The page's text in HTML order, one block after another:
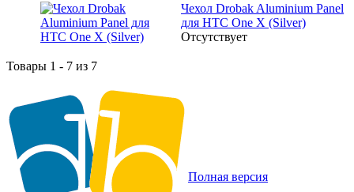
Чехол Drobak Aluminium Panel
для HTC One X (Silver)
Отсутствует
Товары 1 - 7 из 7
Полная версия